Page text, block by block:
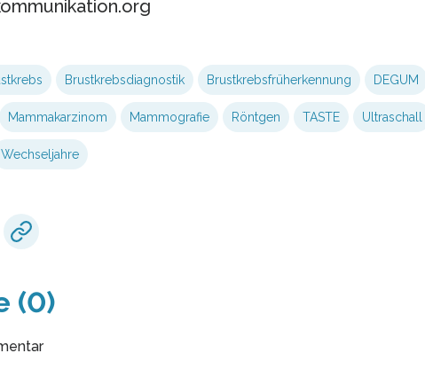
Brustkrebsdiagnostik Brustkrebsfrüherkennung DEGUM
Mammakarzinom Mammografie Röntgen TASTE Ultraschall
Wechseljahre
(0)